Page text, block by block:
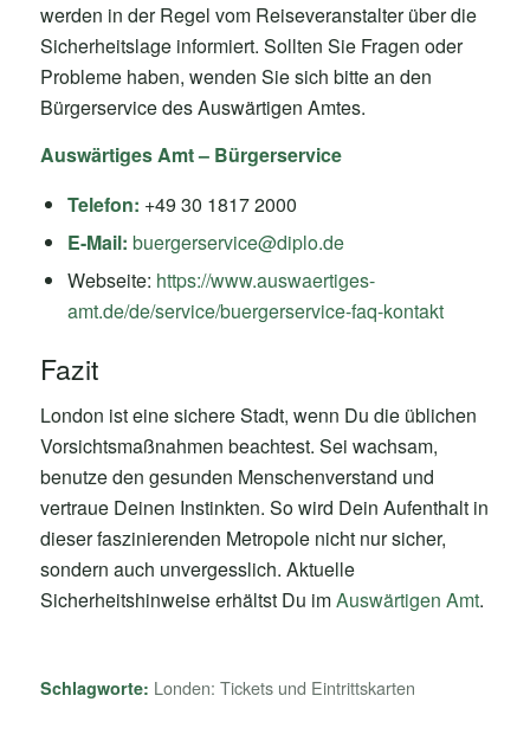
werden in der Regel vom Reiseveranstalter über die
Sicherheitslage informiert. Sollten Sie Fragen oder
Probleme haben, wenden Sie sich bitte an den
Bürgerservice des Auswärtigen Amtes.
Auswärtiges Amt – Bürgerservice
Telefon: +49 30 1817 2000
E-Mail: buergerservice@diplo.de
Webseite: https://www.auswaertiges-
amt.de/de/service/buergerservice-faq-kontakt
Fazit
London ist eine sichere Stadt, wenn Du die üblichen
Vorsichtsmaßnahmen beachtest. Sei wachsam,
benutze den gesunden Menschenverstand und
vertraue Deinen Instinkten. So wird Dein Aufenthalt in
dieser faszinierenden Metropole nicht nur sicher,
sondern auch unvergesslich. Aktuelle
Sicherheitshinweise erhältst Du imAuswärtigen Amt.
Schlagworte: Londen: Tickets und Eintrittskarten